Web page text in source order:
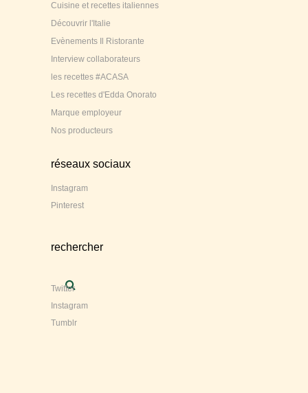
Cuisine et recettes italiennes
Découvrir l'Italie
Evènements Il Ristorante
Interview collaborateurs
les recettes #ACASA
Les recettes d'Edda Onorato
Marque employeur
Nos producteurs
réseaux sociaux
Instagram
Pinterest
rechercher
Twitter
Instagram
Tumblr